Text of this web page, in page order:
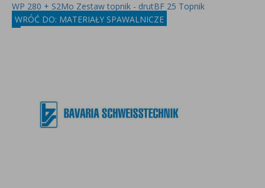
WP 280 + S2Mo Zestaw topnik - drutBF 25 Topnik
WRÓĆ DO: MATERIAŁY SPAWALNICZE